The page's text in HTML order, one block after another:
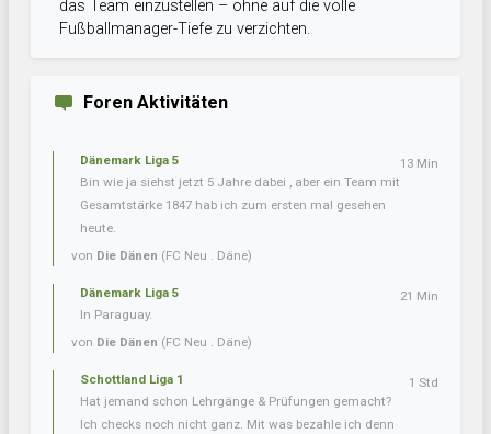
das Team einzustellen – ohne auf die volle
Fußballmanager-Tiefe zu verzichten.
Foren Aktivitäten
Dänemark Liga 5
Bin wie ja siehst jetzt 5 Jahre dabei , aber ein Team mit
Gesamtstärke 1847 hab ich zum ersten mal gesehen
heute.
von Die Dänen (FC Neu . Däne)
13 Min
Dänemark Liga 5
In Paraguay.
von Die Dänen (FC Neu . Däne)
21 Min
Schottland Liga 1
Hat jemand schon Lehrgänge & Prüfungen gemacht?
Ich checks noch nicht ganz. Mit was bezahle ich denn
1 Std